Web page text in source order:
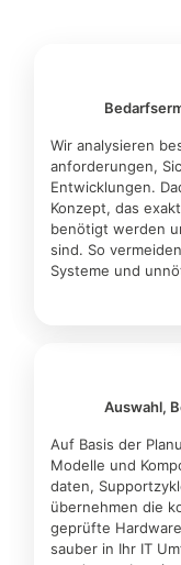
Wir analysieren
anforderungen,
Entwicklungen.
Konzept, das
benötigt werden
sind. So
Systeme und
Auswahl,
Auf Basis der
Modelle und
daten,
übernehmen die
geprüfte
sauber in Ihr IT